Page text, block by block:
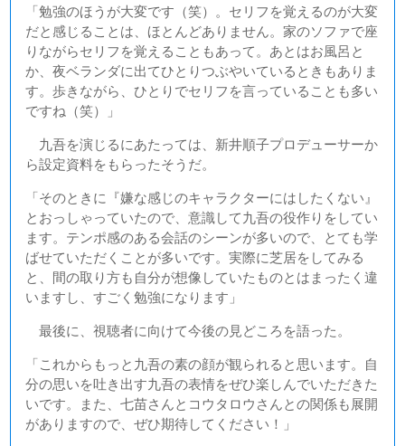
「勉強のほうが大変です（笑）。セリフを覚えるのが大変
だと感じることは、ほとんどありません。家のソファで座
りながらセリフを覚えることもあって。あとはお風呂と
か、夜ベランダに出てひとりつぶやいているときもありま
す。歩きながら、ひとりでセリフを言っていることも多い
ですね（笑）」
九吾を演じるにあたっては、新井順子プロデューサーか
ら設定資料をもらったそうだ。
「そのときに『嫌な感じのキャラクターにはしたくない』
とおっしゃっていたので、意識して九吾の役作りをしてい
ます。テンポ感のある会話のシーンが多いので、とても学
ばせていただくことが多いです。実際に芝居をしてみる
と、間の取り方も自分が想像していたものとはまったく違
いますし、すごく勉強になります」
最後に、視聴者に向けて今後の見どころを語った。
「これからもっと九吾の素の顔が観られると思います。自
分の思いを吐き出す九吾の表情をぜひ楽しんでいただきた
いです。また、七苗さんとコウタロウさんとの関係も展開
がありますので、ぜひ期待してください！」